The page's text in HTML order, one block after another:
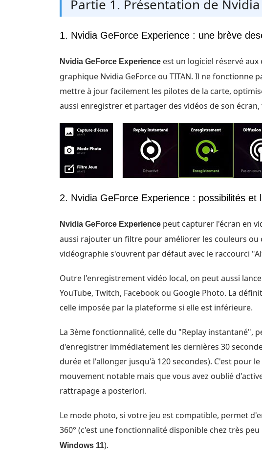
Partie 1. Présentation de
1. Nvidia GeForce Experience : une brève
Nvidia GeForce Experience est un logiciel réservé
graphique Nvidia GeForce ou TITAN. Il ne fonctionne
mettre à jour facilement les pilotes de la carte,
aussi enregistrer et partager des vidéos de son écran,
2. Nvidia GeForce Experience : possibilités et
Nvidia GeForce Experience peut capturer l'écran en
aussi rajouter un filtre pour améliorer les couleurs ou
vidéographie s'ouvrent par défaut avec le raccourci
Outre l'enregistrement vidéo local, on peut aussi
YouTube, Twitch, Facebook ou Google Photo. La
celle imposée par la plateforme si elle est inférieure.
La 3ème fonctionnalité, celle du "Replay instantané",
d'enregistrer immédiatement les dernières 30
durée et l'allonger jusqu'à 120 secondes). C'est pour
mouvement notable mais que vous avez oublié
rattrapage a posteriori.
Le mode photo, si votre jeu est compatible, permet
360° (c'est une fonctionnalité disponible chez très
Windows 11).